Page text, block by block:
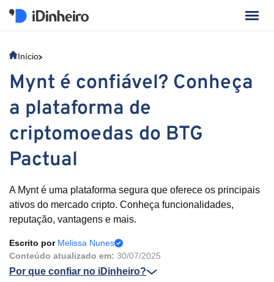
Início
Mynt é confiável? Conheça
a plataforma de
criptomoedas do BTG
Pactual
A Mynt é uma plataforma segura que oferece os principais
ativos do mercado cripto. Conheça funcionalidades,
reputação, vantagens e mais.
Escrito por Melissa Nunes
Conteúdo atualizado em: 30/07/2025
Por que confiar no iDinheiro?